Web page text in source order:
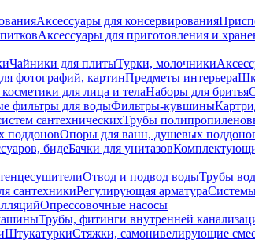
Аксессуары для консервирования
Аксессуары для приготовления и
Чайники для плитыТурки, молочники
фотографий, картинПредметы интерьера
для лица и телаНаборы для бритья
фильтры для водыФильтры-кувшины
сантехническихТрубы
поддоновОпоры для ванн, душевых
бидеБачки для унитазов
Отвод и подвод водыТрубы
сантехникиРегулирующая арматура
Опрессовочные насосы
Трубы, фитинги внутренней
ШтукатуркиСтяжки, самонивелирующие